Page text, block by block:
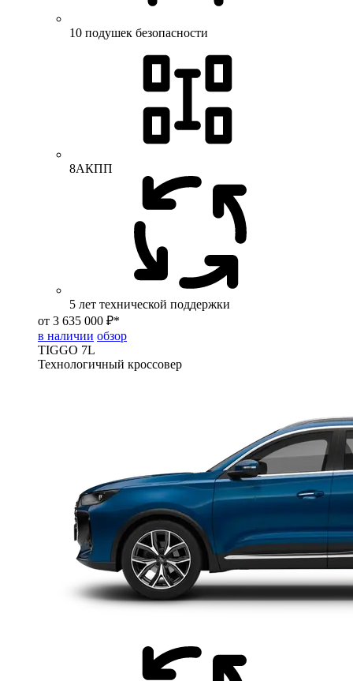
10 подушек безопасности
8АКПП
5 лет технической поддержки
от 3 635 000 ₽*
в наличии обзор
TIGGO 7L
Технологичный кроссовер